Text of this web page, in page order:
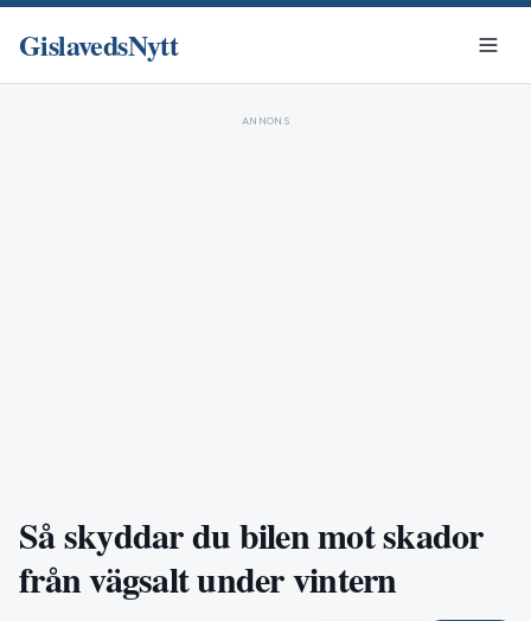
GislavedsNytt
ANNONS
Så skyddar du bilen mot skador
från vägsalt under vintern